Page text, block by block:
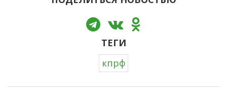
ТЕГИ
кпрф